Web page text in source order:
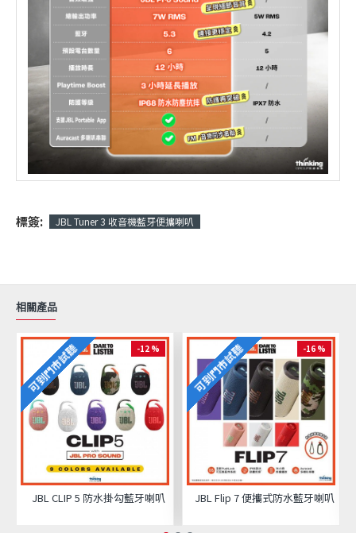
標簽: JBL Tuner 3 收音機藍牙便攜喇叭
相關產品
可到門市試聽 -12 %
JBL CLIP 5 防水掛勾藍牙喇叭
可到門市試聽 -16 %
JBL Flip 7 便攜式防水藍牙喇叭